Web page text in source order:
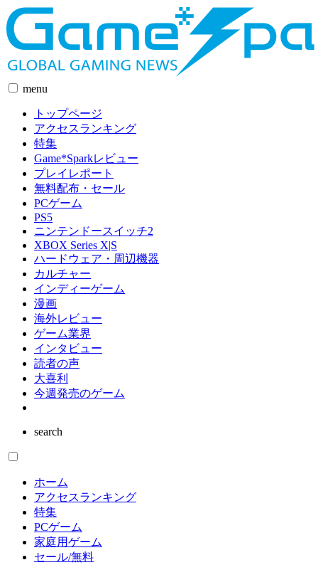
menu
トップページ
アクセスランキング
特集
Game*Sparkレビュー
プレイレポート
無料配布・セール
PCゲーム
PS5
ニンテンドースイッチ2
XBOX Series X|S
ハードウェア・周辺機器
カルチャー
インディーゲーム
漫画
海外レビュー
ゲーム業界
インタビュー
読者の声
大喜利
今週発売のゲーム
search
ホーム
アクセスランキング
特集
PCゲーム
家庭用ゲーム
セール/無料